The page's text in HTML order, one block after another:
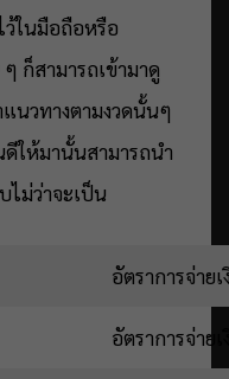
ในมือถือหรือ
ก็สามารถเข้ามาดู
นวทางตามงวดนั้นๆ
ดีให้มานั้นสามารถนำ
ม่ว่าจะเป็น
อัตราการจ่าย
อัตราการจ่าย